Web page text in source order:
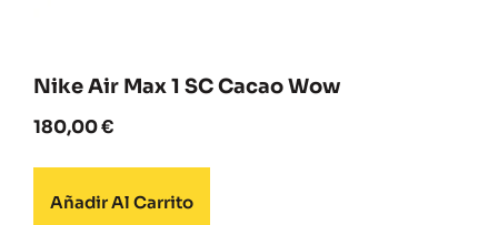
Nike Air Max 1 SC Cacao Wow
180,00€
Añadir Al Carrito